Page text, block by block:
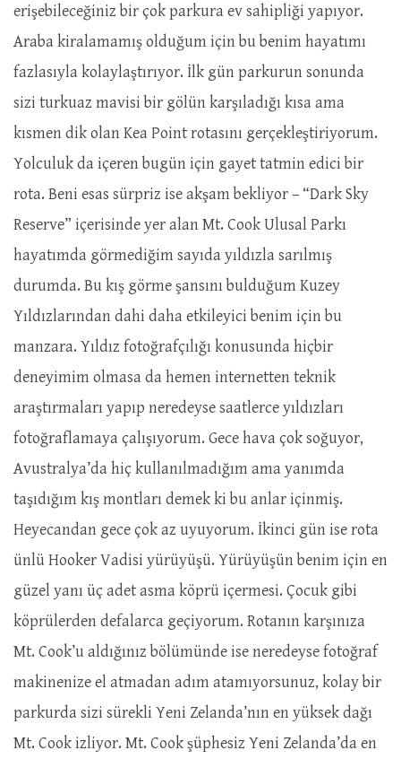
erişebileceğiniz bir çok parkura ev sahipliği yapıyor.
Araba kiralamamış olduğum için bu benim hayatımı
fazlasıyla kolaylaştırıyor. İlk gün parkurun sonunda
sizi turkuaz mavisi bir gölün karşıladığı kısa ama
kısmen dik olan Kea Point rotasını gerçekleştiriyorum.
Yolculuk da içeren bugün için gayet tatmin edici bir
rota. Beni esas sürpriz ise akşam bekliyor – “Dark Sky
Reserve” içerisinde yer alan Mt. Cook Ulusal Parkı
hayatımda görmediğim sayıda yıldızla sarılmış
durumda. Bu kış görme şansını bulduğum Kuzey
Yıldızlarından dahi daha etkileyici benim için bu
manzara. Yıldız fotoğrafçılığı konusunda hiçbir
deneyimim olmasa da hemen internetten teknik
araştırmaları yapıp neredeyse saatlerce yıldızları
fotoğraflamaya çalışıyorum. Gece hava çok soğuyor,
Avustralya’da hiç kullanılmadığım ama yanımda
taşıdığım kış montları demek ki bu anlar içinmiş.
Heyecandan gece çok az uyuyorum. İkinci gün ise rota
ünlü Hooker Vadisi yürüyüşü. Yürüyüşün benim için en
güzel yanı üç adet asma köprü içermesi. Çocuk gibi
köprülerden defalarca geçiyorum. Rotanın karşınıza
Mt. Cook’u aldığınız bölümünde ise neredeyse fotoğraf
makinenize el atmadan adım atamıyorsunuz, kolay bir
parkurda sizi sürekli Yeni Zelanda’nın en yüksek dağı
Mt. Cook izliyor. Mt. Cook şüphesiz Yeni Zelanda’da en